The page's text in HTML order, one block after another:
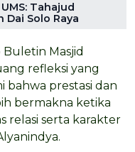
Tahajud
Solo Raya
Buletin Masjid
refleksi yang
bahwa prestasi dan
bermakna ketika
relasi serta karakter